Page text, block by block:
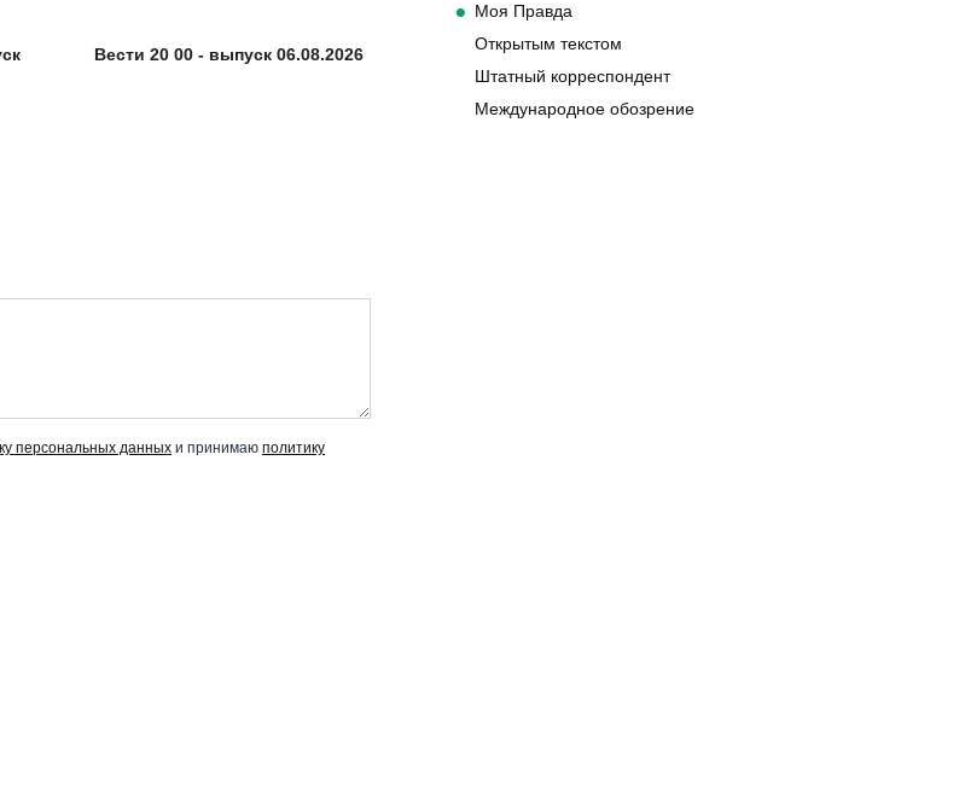
Вести 20 00 - выпуск 06.08.2026
персональных данных и принимаю политику
Моя Правда
Открытым текстом
Штатный корреспондент
Международное обозрение